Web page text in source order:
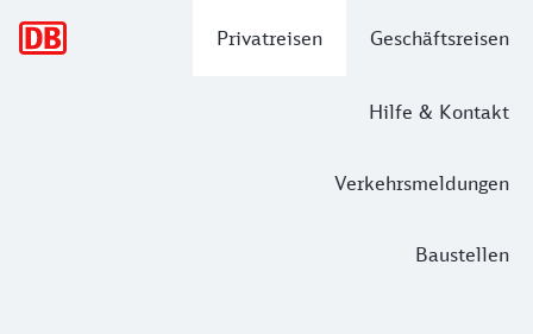
Privatreisen Geschäftsreisen
Hilfe & Kontakt
Verkehrsmeldungen
Baustellen